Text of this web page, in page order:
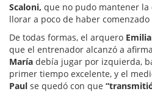
Scaloni, que no pudo mantener la
llorar a poco de haber
De todas formas, el arquero
que el entrenador alcanzó a
María debía jugar por izquierda,
primer tiempo excelente, y el
Paul se quedó con que